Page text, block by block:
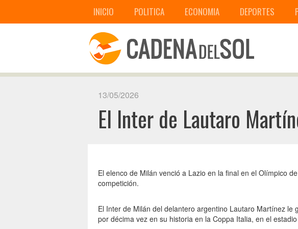
INICIO POLITICA ECONOMIA DEPORTES
13/05/2026
El Inter de Lautaro
El elenco de Milán venció a Lazio en la final en el Olímpico
competición.
El Inter de Milán del delantero argentino Lautaro Martínez le
por décima vez en su historia en la Coppa Italia, en el